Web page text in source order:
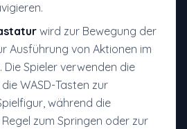
wird zur Bewegung der
Ausführung von Aktionen im
Die Spieler verwenden die
WASD-Tasten zur
während die
zum Springen oder zur